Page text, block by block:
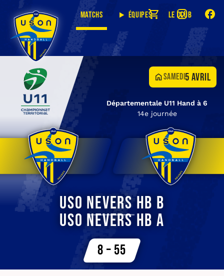
Matchs Équipes Le club
samedi5 avril
Départementale U11 Hand à 6
14e journée
USO Nevers HB B
USO Nevers HB A
8 – 55